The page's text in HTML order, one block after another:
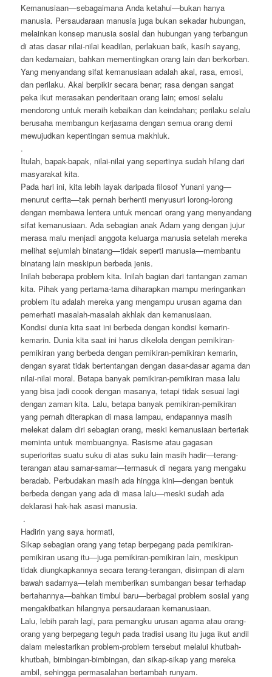
Kemanusiaan—sebagaimana Anda ketahui—bukan hanya
manusia. Persaudaraan manusia juga bukan sekadar hubungan,
melainkan konsep manusia sosial dan hubungan yang terbangun
di atas dasar nilai-nilai keadilan, perlakuan baik, kasih sayang,
dan kedamaian, bahkan mementingkan orang lain dan berkorban.
Yang menyandang sifat kemanusiaan adalah akal, rasa, emosi,
dan perilaku. Akal berpikir secara benar; rasa dengan sangat
peka ikut merasakan penderitaan orang lain; emosi selalu
mendorong untuk meraih kebaikan dan keindahan; perilaku selalu
berusaha membangun kerjasama dengan semua orang demi
mewujudkan kepentingan semua makhluk.
.
Itulah, bapak-bapak, nilai-nilai yang sepertinya sudah hilang dari
masyarakat kita.
Pada hari ini, kita lebih layak daripada filosof Yunani yang—
menurut cerita—tak pernah berhenti menyusuri lorong-lorong
dengan membawa lentera untuk mencari orang yang menyandang
sifat kemanusiaan. Ada sebagian anak Adam yang dengan jujur
merasa malu menjadi anggota keluarga manusia setelah mereka
melihat sejumlah binatang—tidak seperti manusia—membantu
binatang lain meskipun berbeda jenis.
Inilah beberapa problem kita. Inilah bagian dari tantangan zaman
kita. Pihak yang pertama-tama diharapkan mampu meringankan
problem itu adalah mereka yang mengampu urusan agama dan
pemerhati masalah-masalah akhlak dan kemanusiaan.
Kondisi dunia kita saat ini berbeda dengan kondisi kemarin-
kemarin. Dunia kita saat ini harus dikelola dengan pemikiran-
pemikiran yang berbeda dengan pemikiran-pemikiran kemarin,
dengan syarat tidak bertentangan dengan dasar-dasar agama dan
nilai-nilai moral. Betapa banyak pemikiran-pemikiran masa lalu
yang bisa jadi cocok dengan masanya, tetapi tidak sesuai lagi
dengan zaman kita. Lalu, betapa banyak pemikiran-pemikiran
yang pernah diterapkan di masa lampau, endapannya masih
melekat dalam diri sebagian orang, meski kemanusiaan berteriak
meminta untuk membuangnya. Rasisme atau gagasan
superioritas suatu suku di atas suku lain masih hadir—terang-
terangan atau samar-samar—termasuk di negara yang mengaku
beradab. Perbudakan masih ada hingga kini—dengan bentuk
berbeda dengan yang ada di masa lalu—meski sudah ada
deklarasi hak-hak asasi manusia.
.
Hadirin yang saya hormati,
Sikap sebagian orang yang tetap berpegang pada pemikiran-
pemikiran usang itu—juga pemikiran-pemikiran lain, meskipun
tidak diungkapkannya secara terang-terangan, disimpan di alam
bawah sadarnya—telah memberikan sumbangan besar terhadap
bertahannya—bahkan timbul baru—berbagai problem sosial yang
mengakibatkan hilangnya persaudaraan kemanusiaan.
Lalu, lebih parah lagi, para pemangku urusan agama atau orang-
orang yang berpegang teguh pada tradisi usang itu juga ikut andil
dalam melestarikan problem-problem tersebut melalui khutbah-
khutbah, bimbingan-bimbingan, dan sikap-sikap yang mereka
ambil, sehingga permasalahan bertambah runyam.